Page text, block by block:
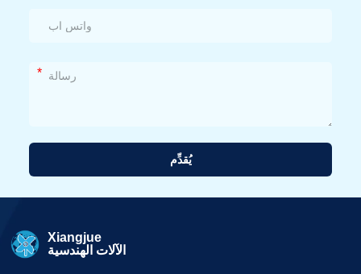
*
يُقدِّم
Xiangjue
الآلات الهندسية